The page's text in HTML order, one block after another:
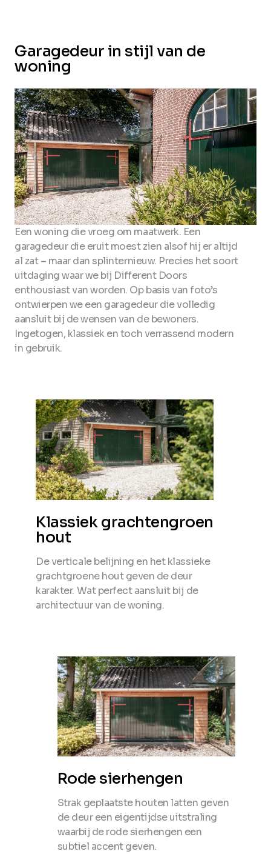
Een woning die vroeg om maatwerk. Een
garagedeur die eruit moest zien alsof hij er altijd
al zat – maar dan splinternieuw. Precies het soort
uitdaging waar we bij Different Doors
enthousiast van worden. Op basis van foto’s
ontwierpen we een garagedeur die volledig
aansluit bij de wensen van de bewoners.
Ingetogen, klassiek en toch verrassend modern
in gebruik.
Garagedeur in stijl van de
woning
Klassiek grachtengroen
hout
De verticale belijning en het klassieke
grachtgroene hout geven de deur
karakter. Wat perfect aansluit bij de
architectuur van de woning.
Rode sierhengen
Strak geplaatste houten latten geven
de deur een eigentijdse uitstraling
waarbij de rode sierhengen een
subtiel accent geven.